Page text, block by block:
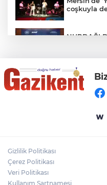
coşkuyla
NURDAĞI
Türkiye'nin
Halef
Anlamlı
Gizlilik Politikası
Çerez Politikası
Veri Politikası
Kullanım Şartnamesi